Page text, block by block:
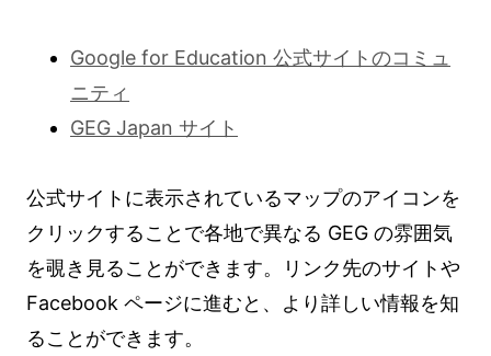
Google for Education 公式サイトのコミュ
ニティ
GEG Japan サイト
公式サイトに表示されているマップのアイコンを
クリックすることで各地で異なる GEG の雰囲気
を覗き見ることができます。リンク先のサイトや
Facebook ページに進むと、より詳しい情報を知
ることができます。